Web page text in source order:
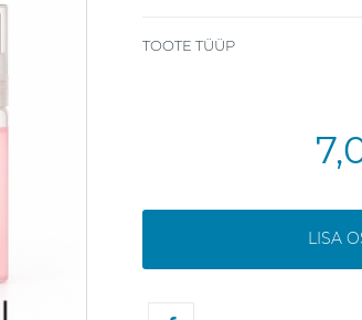
TOOTE TÜÜP
LISA